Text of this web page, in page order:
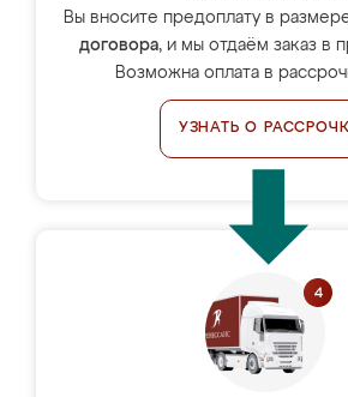
Вы вносите предоплату в
договора, и мы отдаём заказ в
Возможна оплата в
УЗНАТЬ О